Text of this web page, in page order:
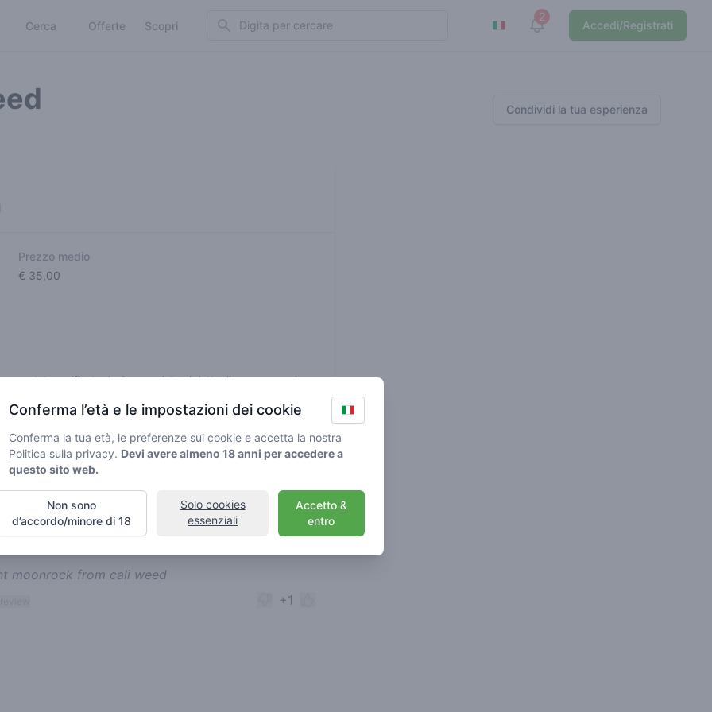
Cerca Offerte Scopri Search 2
View notifications
Accedi/Registrati
Condividi la tua esperienza
Prezzo medio
€ 35,00
state verificate da Greenmeister. I dettagli possono variare
di cannabis
reviews Ordina
the rainbow 27-08-2024
moonrock from cali weed
+1
Conferma l’età e le impostazioni dei cookie
Conferma la tua età, le preferenze sui cookie e accetta la nostra
Politica sulla privacy. Devi avere almeno 18 anni per accedere a
questo sito web.
Accetto &
entro
Solo cookies
essenziali
Non sono
d’accordo/minore di 18